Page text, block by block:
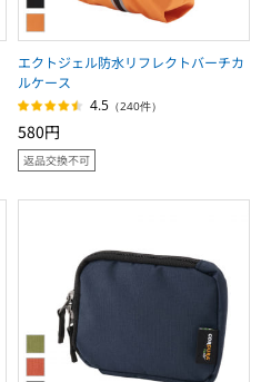
エクトジェル防水リフレクトバーチカ
ルケース
4.5 （240件）
580円
返品交換不可